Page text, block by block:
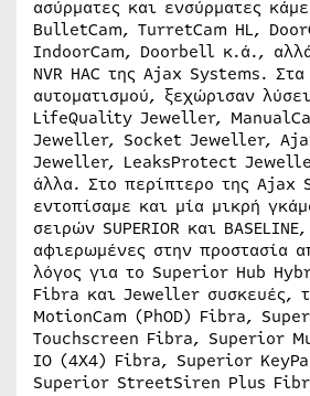
ασύρματες και ενσύρματες
BulletCam, TurretCam HL,
IndoorCam, Doorbell κ.ά., αλλά
NVR HAC της Ajax Systems. Στα
αυτοματισμού, ξεχώρισαν
LifeQuality Jeweller,
Jeweller, Socket Jeweller,
Jeweller, LeaksProtect
άλλα. Στο περίπτερο της Ajax
εντοπίσαμε και μία μικρή
σειρών SUPERIOR και
αφιερωμένες στην προστασία
λόγος για το Superior Hub
Fibra και Jeweller συσκευές,
MotionCam (PhOD) Fibra,
Touchscreen Fibra, Superior
IO (4X4) Fibra, Superior
Superior StreetSiren Plus